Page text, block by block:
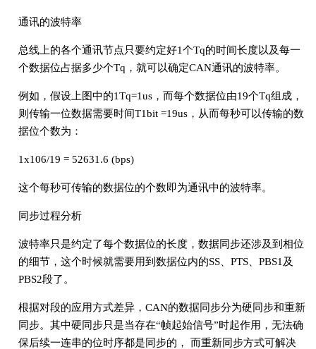
通讯的波特率
总线上的各个通讯节点只要约定好1个Tq的时间长度以及每一
个数据位占据多少个Tq，就可以确定CAN通讯的波特率。
例如，假设上图中的1Tq=1us，而每个数据位由19个Tq组成，
则传输一位数据需要时间T1bit =19us，从而每秒可以传输的数
据位个数为：
1x106­/19 = 52631.6 (bps)
这个每秒可传输的数据位的个数即为通讯中的波特率。
同步过程分析
波特率只是约定了每个数据位的长度，数据同步还涉及到相位
的细节，这个时候就需要用到数据位内的SS、PTS、PBS1及
PBS2段了。
根据对段的应用方式差异，CAN的数据同步分为硬同步和重新
同步。其中硬同步只是当存在“帧起始信号”时起作用，无法确
保后续一连串的位时序都是同步的， 而重新同步方式可解决